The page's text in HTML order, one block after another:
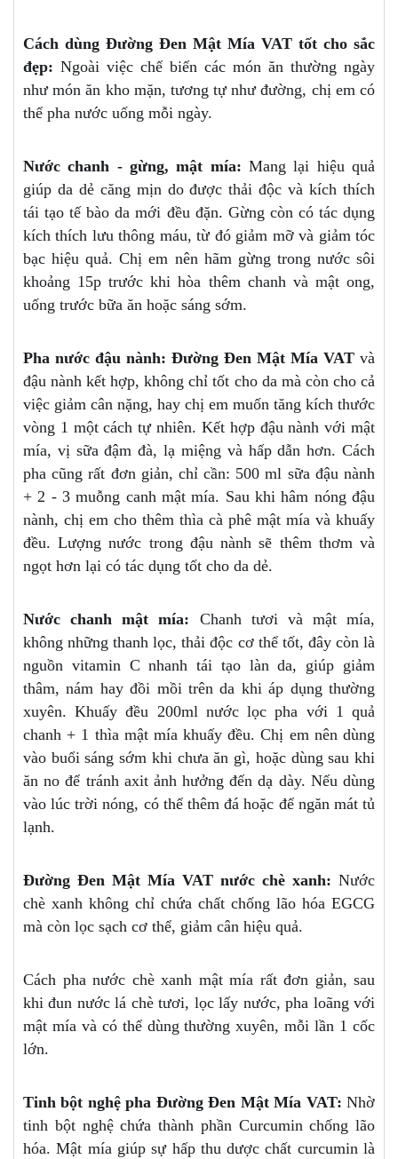
Cách dùng Đường Đen Mật Mía VAT tốt cho sắc
đẹp: Ngoài việc chế biến các món ăn thường ngày
như món ăn kho mặn, tương tự như đường, chị em có
thể pha nước uống mỗi ngày.
Nước chanh - gừng, mật mía: Mang lại hiệu quả
giúp da dẻ căng mịn do được thải độc và kích thích
tái tạo tế bào da mới đều đặn. Gừng còn có tác dụng
kích thích lưu thông máu, từ đó giảm mỡ và giảm tóc
bạc hiệu quả. Chị em nên hãm gừng trong nước sôi
khoảng 15p trước khi hòa thêm chanh và mật ong,
uống trước bữa ăn hoặc sáng sớm.
Pha nước đậu nành: Đường Đen Mật Mía VAT và
đậu nành kết hợp, không chỉ tốt cho da mà còn cho cả
việc giảm cân nặng, hay chị em muốn tăng kích thước
vòng 1 một cách tự nhiên. Kết hợp đậu nành với mật
mía, vị sữa đậm đà, lạ miệng và hấp dẫn hơn. Cách
pha cũng rất đơn giản, chỉ cần: 500 ml sữa đậu nành
+ 2 - 3 muỗng canh mật mía. Sau khi hâm nóng đậu
nành, chị em cho thêm thìa cà phê mật mía và khuấy
đều. Lượng nước trong đậu nành sẽ thêm thơm và
ngọt hơn lại có tác dụng tốt cho da dẻ.
Nước chanh mật mía: Chanh tươi và mật mía,
không những thanh lọc, thải độc cơ thể tốt, đây còn là
nguồn vitamin C nhanh tái tạo làn da, giúp giảm
thâm, nám hay đồi mồi trên da khi áp dụng thường
xuyên. Khuấy đều 200ml nước lọc pha với 1 quả
chanh + 1 thìa mật mía khuấy đều. Chị em nên dùng
vào buổi sáng sớm khi chưa ăn gì, hoặc dùng sau khi
ăn no để tránh axit ảnh hưởng đến dạ dày. Nếu dùng
vào lúc trời nóng, có thể thêm đá hoặc để ngăn mát tủ
lạnh.
Đường Đen Mật Mía VAT nước chè xanh: Nước
chè xanh không chỉ chứa chất chống lão hóa EGCG
mà còn lọc sạch cơ thể, giảm cân hiệu quả.
Cách pha nước chè xanh mật mía rất đơn giản, sau
khi đun nước lá chè tươi, lọc lấy nước, pha loãng với
mật mía và có thể dùng thường xuyên, mỗi lần 1 cốc
lớn.
Tinh bột nghệ pha Đường Đen Mật Mía VAT: Nhờ
tinh bột nghệ chứa thành phần Curcumin chống lão
hóa. Mật mía giúp sự hấp thu dược chất curcumin là